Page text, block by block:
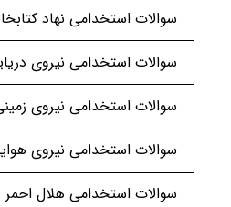
سوالات استخدامی نهاد
سوالات استخدامی نیروی
سوالات استخدامی نیروی
سوالات استخدامی نیروی
سوالات استخدامی هلال احمر